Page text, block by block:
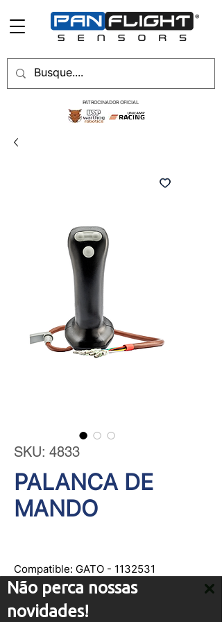
Não perca nossas
novidades!
PATROCINADOR OFICIAL
SKU: 4833
PALANCA DE
MANDO
Compatible: GATO - 1132531